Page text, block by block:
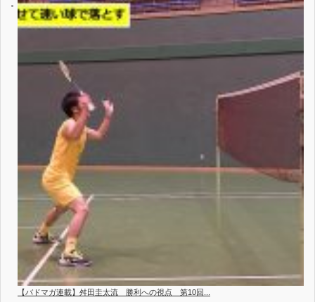
【バドマガ連載】舛田圭太流 勝利への視点 第10回...